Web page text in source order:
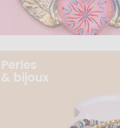
Perles
& bijoux